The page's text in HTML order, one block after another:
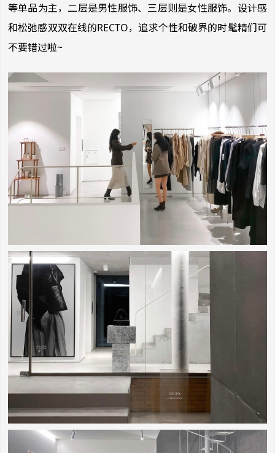
等单品为主，二层是男性服饰、三层则是女性服饰。设计感
和松弛感双双在线的RECTO，追求个性和破界的时髦精们可
不要错过啦~